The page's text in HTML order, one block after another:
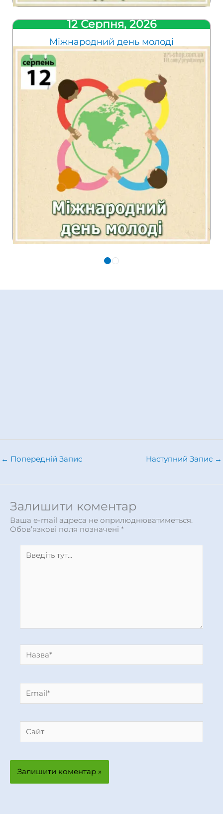
12 Серпня, 2026
Міжнародний день молоді
← Попередній Запис Наступний Запис →
Залишити коментар
Ваша e-mail адреса не оприлюднюватиметься.
Обов’язкові поля позначені *
тут...